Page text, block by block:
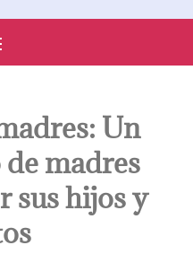
Un
madres
sus hijos y